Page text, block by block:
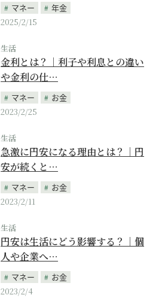
マネー
年金
2025/2/15
生活
金利とは？｜利子や利息との違い
や金利の仕…
マネー
お金
2023/2/25
生活
急激に円安になる理由とは？｜円
安が続くと…
マネー
お金
2023/2/11
生活
円安は生活にどう影響する？｜個
人や企業へ…
マネー
お金
2023/2/4